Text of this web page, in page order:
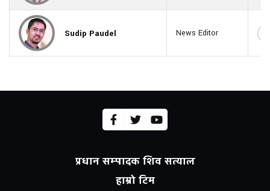
Sudip Paudel News Editor
प्रधान सम्पादक शिव सत्याल
हाम्रो टिम